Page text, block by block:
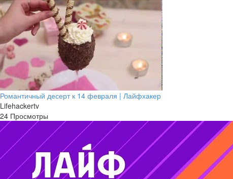
Романтичный десерт к 14 февраля | Лайфхакер
Lifehackertv
24 Просмотры